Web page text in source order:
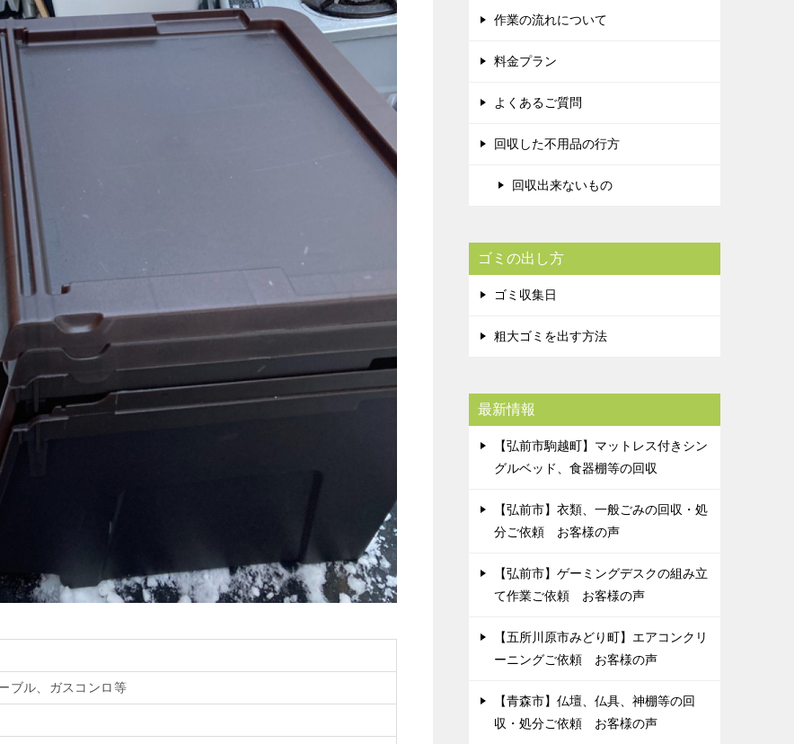
ブル、ガスコンロ等
作業の流れについて
料金プラン
よくあるご質問
回収した不用品の行方
回収出来ないもの
ゴミの出し方
ゴミ収集日
粗大ゴミを出す方法
最新情報
【弘前市駒越町】マットレス付きシン
グルベッド、食器棚等の回収
【弘前市】衣類、一般ごみの回収・処
分ご依頼 お客様の声
【弘前市】ゲーミングデスクの組み立
て作業ご依頼 お客様の声
【五所川原市みどり町】エアコンクリ
ーニングご依頼 お客様の声
【青森市】仏壇、仏具、神棚等の回
収・処分ご依頼 お客様の声